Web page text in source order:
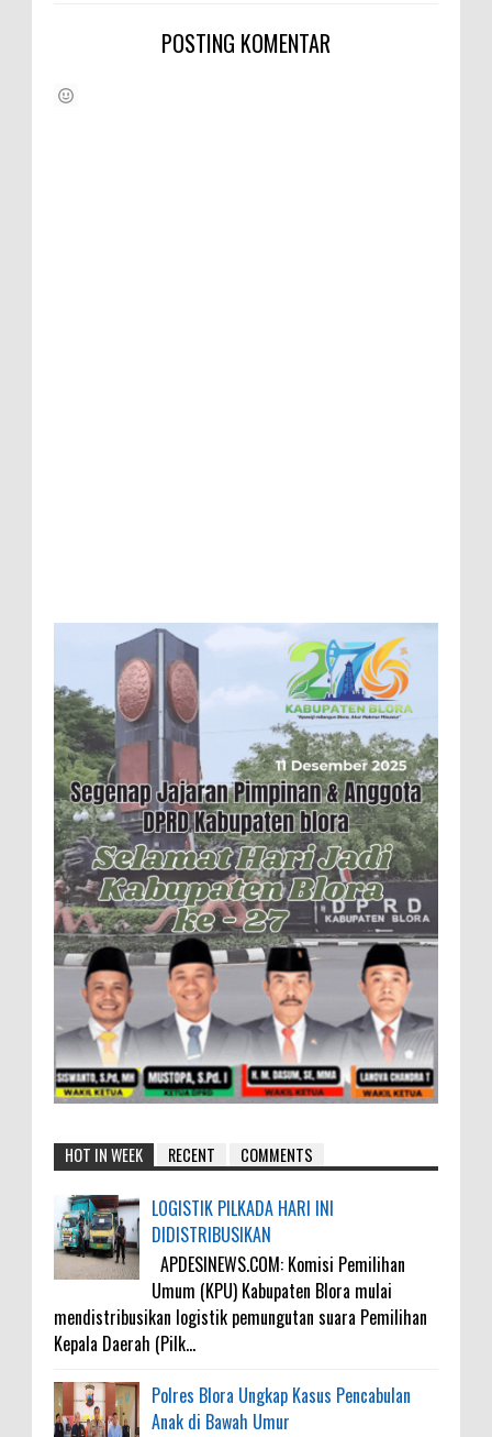
POSTING KOMENTAR
HOT IN WEEK RECENT COMMENTS
LOGISTIK PILKADA HARI INI
DIDISTRIBUSIKAN
APDESINEWS.COM: Komisi Pemilihan
Umum (KPU) Kabupaten Blora mulai
mendistribusikan logistik pemungutan suara Pemilihan
Kepala Daerah (Pilk...
Polres Blora Ungkap Kasus Pencabulan
Anak di Bawah Umur